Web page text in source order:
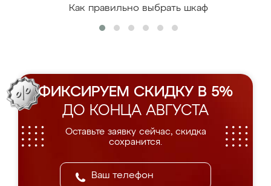
Как правильно выбрать шкаф
ФИКСИРУЕМ СКИДКУ В 5%
ДО КОНЦА АВГУСТА
Оставьте заявку сейчас, скидка
сохранится.